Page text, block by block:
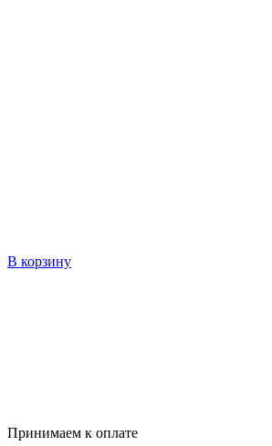
В корзину
Принимаем к оплате